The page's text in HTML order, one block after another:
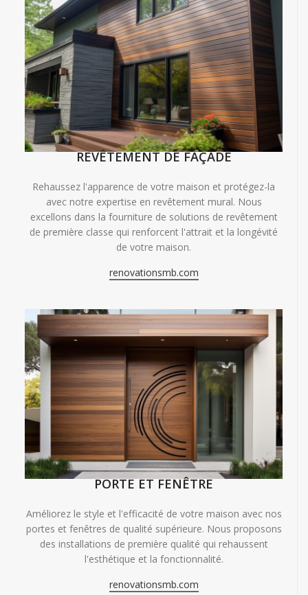
REVÊTEMENT DE FAÇADE
Rehaussez l'apparence de votre maison et protégez-la
avec notre expertise en revêtement mural. Nous
excellons dans la fourniture de solutions de revêtement
de première classe qui renforcent l'attrait et la longévité
de votre maison.
renovationsmb.com
PORTE ET FENÊTRE
Améliorez le style et l'efficacité de votre maison avec nos
portes et fenêtres de qualité supérieure. Nous proposons
des installations de première qualité qui rehaussent
l'esthétique et la fonctionnalité.
renovationsmb.com